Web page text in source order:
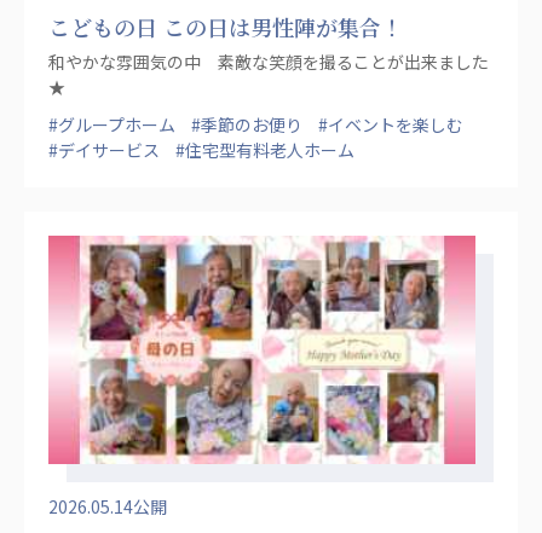
こどもの日 この日は男性陣が集合！
和やかな雰囲気の中 素敵な笑顔を撮ることが出来ました
★
#グループホーム
#季節のお便り
#イベントを楽しむ
#デイサービス
#住宅型有料老人ホーム
2026.05.14公開